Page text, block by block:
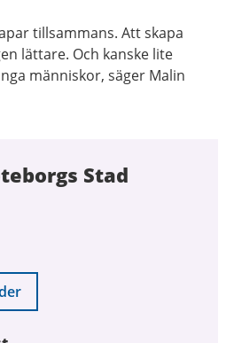
tillsammans. Att skapa
lättare. Och kanske lite
människor, säger Malin
Stad